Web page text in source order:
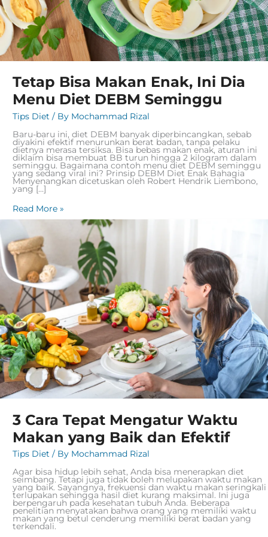
Tetap Bisa Makan Enak, Ini Dia
Menu Diet DEBM Seminggu
Tips Diet / By Mochammad Rizal
Baru-baru ini, diet DEBM banyak diperbincangkan, sebab
diyakini efektif menurunkan berat badan, tanpa pelaku
dietnya merasa tersiksa. Bisa bebas makan enak, aturan ini
diklaim bisa membuat BB turun hingga 2 kilogram dalam
seminggu. Bagaimana contoh menu diet DEBM seminggu
yang sedang viral ini? Prinsip DEBM Diet Enak Bahagia
Menyenangkan dicetuskan oleh Robert Hendrik Liembono,
yang […]
Read More »
3 Cara Tepat Mengatur Waktu
Makan yang Baik dan Efektif
Tips Diet / By Mochammad Rizal
Agar bisa hidup lebih sehat, Anda bisa menerapkan diet
seimbang. Tetapi juga tidak boleh melupakan waktu makan
yang baik. Sayangnya, frekuensi dan waktu makan seringkali
terlupakan sehingga hasil diet kurang maksimal. Ini juga
berpengaruh pada kesehatan tubuh Anda. Beberapa
penelitian menyatakan bahwa orang yang memiliki waktu
makan yang betul cenderung memiliki berat badan yang
terkendali.
3
Tepat
Mengatur
Waktu
Makan
yang
Baik
dan
Efektif